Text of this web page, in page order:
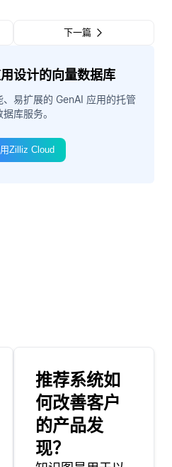
下一篇
设计的向量数据库
易扩展的 GenAI 应用的托管
库服务。
Zilliz Cloud
推荐系统如
何改善客户
的产品发
现？